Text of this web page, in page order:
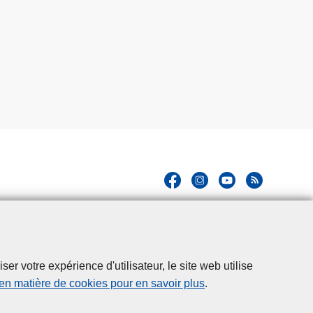
votre expérience d'utilisateur, le site web utilise
matière de cookies pour en savoir plus.